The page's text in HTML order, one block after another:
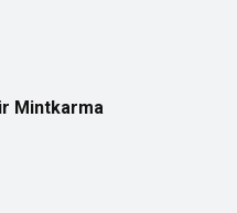
Mintkarma